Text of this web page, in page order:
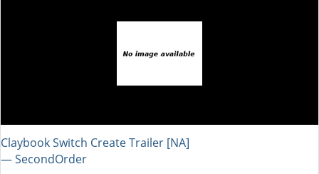
Claybook Switch Create Trailer [NA]
― SecondOrder